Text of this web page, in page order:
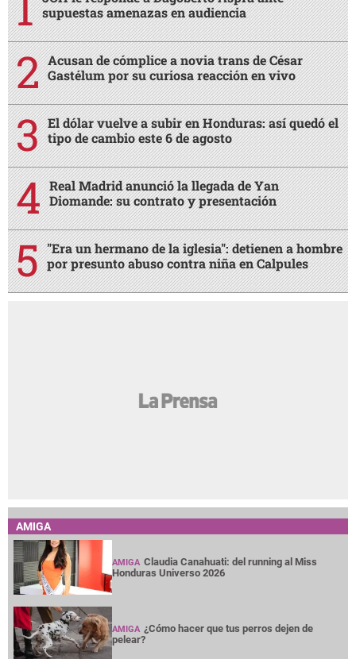
supuestas amenazas en audiencia
Acusan de cómplice a novia trans de César
Gastélum por su curiosa reacción en vivo
El dólar vuelve a subir en Honduras: así quedó el
tipo de cambio este 6 de agosto
Real Madrid anunció la llegada de Yan
Diomande: su contrato y presentación
"Era un hermano de la iglesia": detienen a hombre
por presunto abuso contra niña en Calpules
AMIGA
AMIGA Claudia Canahuati: del running al Miss
Honduras Universo 2026
AMIGA ¿Cómo hacer que tus perros dejen de
pelear?